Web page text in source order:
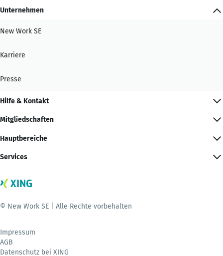
Unternehmen
New Work SE
Karriere
Presse
Hilfe & Kontakt
Mitgliedschaften
Hauptbereiche
Services
© New Work SE | Alle Rechte vorbehalten
Impressum
AGB
Datenschutz bei XING